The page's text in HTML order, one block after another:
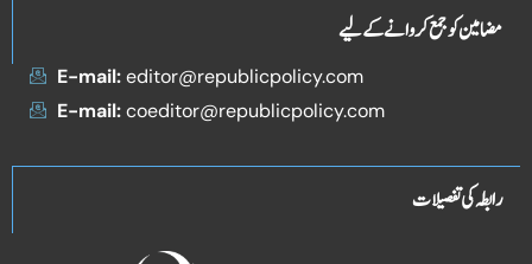
مضامین کو جمع کروانے کے لیے
E-mail:editor@republicpolicy.com
E-mail:coeditor@republicpolicy.com
رابطہ کی تفصیلات